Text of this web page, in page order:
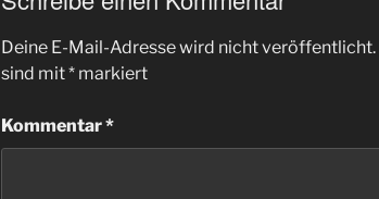
Deine E-Mail-Adresse wird nicht veröffentlicht.
sind mit* markiert
Kommentar*